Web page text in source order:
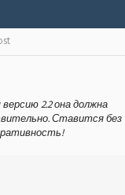
2.2 она должна
Ставится без